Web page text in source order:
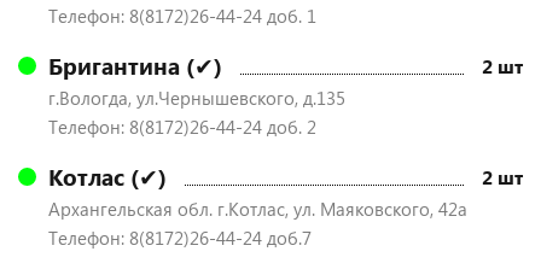
Телефон: 8(8172)26-44-24 доб. 1
Бригантина (✔) 2 шт
г.Вологда, ул.Чернышевского, д.135
Телефон: 8(8172)26-44-24 доб. 2
Котлас (✔) 2 шт
Архангельская обл. г.Котлас, ул. Маяковского, 42а
Телефон: 8(8172)26-44-24 доб.7